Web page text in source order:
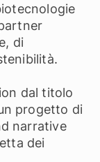
di
dal titolo
progetto di
narrative
dei